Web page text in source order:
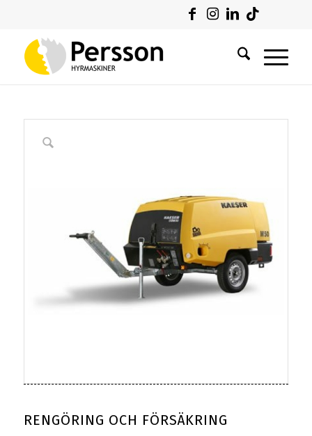
RENGÖRING OCH FÖRSÄKRING